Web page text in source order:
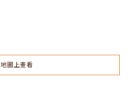
地圖上查看